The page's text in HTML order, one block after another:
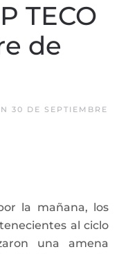
TECO
de
30 DE SEPTIEMBRE
la mañana, los
al ciclo
una amena